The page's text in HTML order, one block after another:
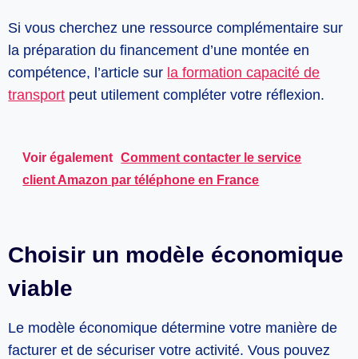
Si vous cherchez une ressource complémentaire sur
la préparation du financement d’une montée en
compétence, l’article sur la formation capacité de
transport peut utilement compléter votre réflexion.
Voir également
Comment contacter le service
client Amazon par téléphone en France
Choisir un modèle économique
viable
Le modèle économique détermine votre manière de
facturer et de sécuriser votre activité. Vous pouvez